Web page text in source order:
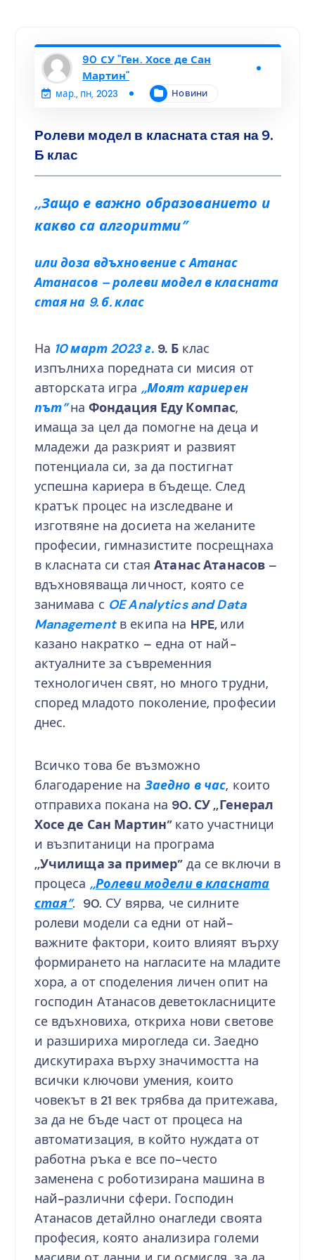
90 СУ "Ген. Хосе де Сан
Мартин"
мар., пн, 2023 Новини
Ролеви модел в класната стая на 9.
Б клас
,,Защо е важно образованието и
какво са алгоритми”
или доза вдъхновение с Атанас
Атанасов – ролеви модел в класната
стая на 9. б. клас
На 10 март 2023 г. 9. Бклас
изпълниха поредната си мисия от
авторската игра ,,Моят кариерен
път”на Фондация Еду Компас,
имаща за цел да помогне на деца и
младежи да разкрият и развият
потенциала си, за да постигнат
успешна кариера в бъдеще. След
кратък процес на изследване и
изготвяне на досиета на желаните
професии, гимназистите посрещнаха
в класната си стаяАтанас Атанасов –
вдъхновяваща личност, която се
занимава с OE Analytics and Data
Managementв екипа на HPE, или
казано накратко – една от най-
актуалните за съвременния
технологичен свят, но много трудни,
според младото поколение, професии
днес.
Всичко това бе възможно
благодарение на Заедно в час, които
отправиха покана на 90. СУ ,,Генерал
Хосе де Сан Мартин” като участници
и възпитаници на програма
,,Училища за пример” да се включи в
процеса ,,Ролеви модели в класната
стая”. 90. СУ вярва, че силните
ролеви модели са едни от най-
важните фактори, които влияят върху
формирането на нагласите на младите
хора, а от споделения личен опит на
господин Атанасов деветокласниците
се вдъхновиха, откриха нови светове
и разшириха мирогледа си. Заедно
дискутираха върху значимостта на
всички ключови умения, които
човекът в 21 век трябва да притежава,
за да не бъде част от процеса на
автоматизация, в който нуждата от
работна ръка е все по-често
заменена с роботизирана машина в
най-различни сфери. Господин
Атанасов детайлно онагледи своята
професия, която анализира големи